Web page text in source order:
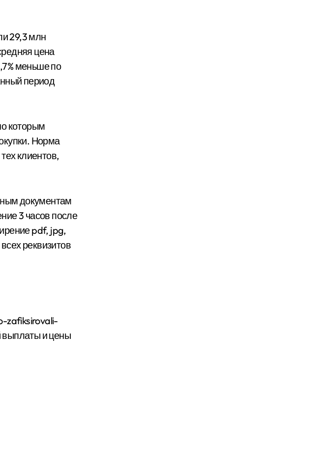
29,3 млн
цена
меньше по
период
которым
Норма
клиентов,
документам
3 часов после
pdf, jpg,
реквизитов
zafiksirovali-
и цены